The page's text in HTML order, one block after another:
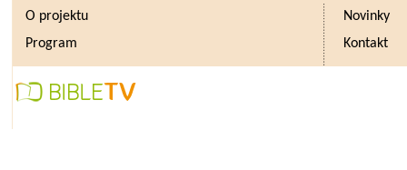
O projektu
Novinky
Program
Kontakt